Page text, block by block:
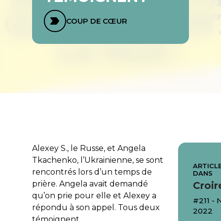
COUP DE CŒUR
Alexey S., le Russe, et Angela
Tkachenko, l’Ukrainienne, se sont
rencontrés lors d’un temps de
prière. Angela avait demandé
qu’on prie pour elle et Alexey a
répondu à son appel. Tous deux
DANS
#211 -
2022